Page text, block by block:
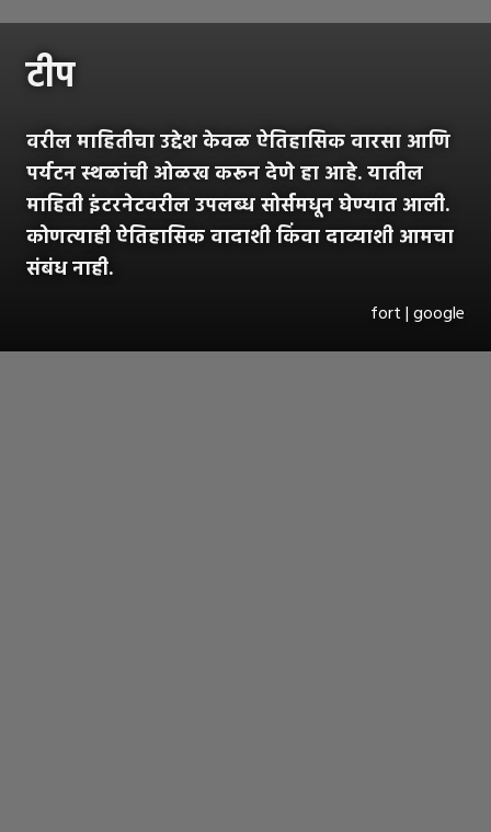
टीप
वरील माहितीचा उद्देश केवळ ऐतिहासिक वारसा आणि
पर्यटन स्थळांची ओळख करून देणे हा आहे. यातील
माहिती इंटरनेटवरील उपलब्ध सोर्समधून घेण्यात आली.
कोणत्याही ऐतिहासिक वादाशी किंवा दाव्याशी आमचा
संबंध नाही.
fort | google